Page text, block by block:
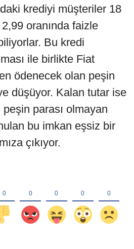
krediyi müşteriler 18
oranında faizle
Bu kredi
ile birlikte Fiat
ödenecek olan peşin
düşüyor. Kalan tutar ise
parası olmayan
bu imkan eşsiz bir
çıkıyor.